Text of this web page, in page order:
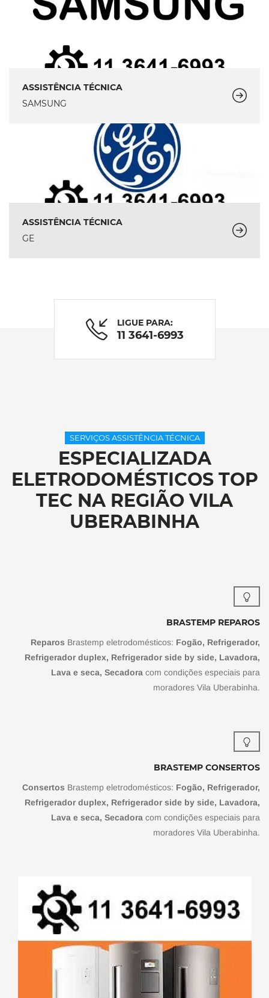
ASSISTÊNCIA TÉCNICA
SAMSUNG
ASSISTÊNCIA TÉCNICA
GE
LIGUE PARA:
11 3641-6993
SERVIÇOS ASSISTÊNCIA TÉCNICA
ESPECIALIZADA
ELETRODOMÉSTICOS TOP
TEC NA REGIÃO VILA
UBERABINHA
BRASTEMP REPAROS
Reparos Brastemp eletrodomésticos: Fogão, Refrigerador,
Refrigerador duplex, Refrigerador side by side, Lavadora,
Lava e seca, Secadora com condições especiais para
moradores Vila Uberabinha.
BRASTEMP CONSERTOS
Consertos Brastemp eletrodomésticos: Fogão, Refrigerador,
Refrigerador duplex, Refrigerador side by side, Lavadora,
Lava e seca, Secadora com condições especiais para
moradores Vila Uberabinha.